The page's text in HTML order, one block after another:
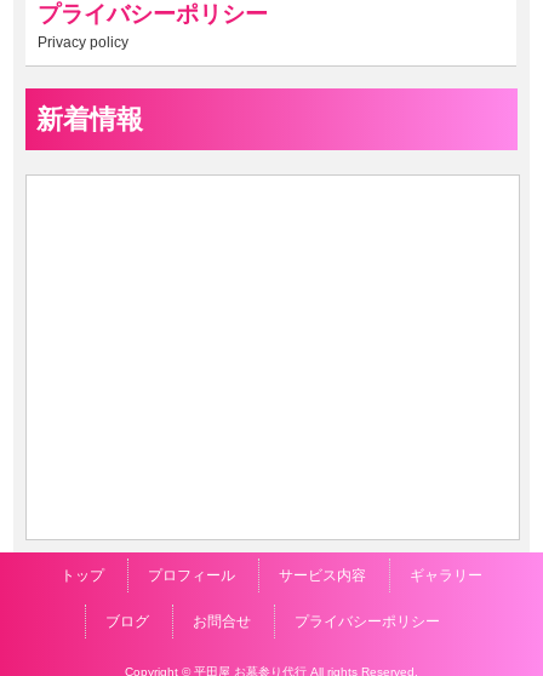
プライバシーポリシー
Privacy policy
新着情報
トップ プロフィール サービス内容 ギャラリー
ブログ お問合せ プライバシーポリシー
Copyright © 平田屋 お墓参り代行 All rights Reserved.